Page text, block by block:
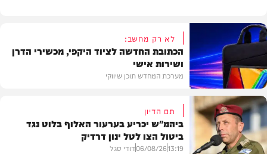
תוכן שיווקי
לא רק מחשב:
הכתובת החדשה לציוד היקפי, מכשירי הדרן
ושירות אישי
מערכת המחדש תוכן שיווקי
תם הדיון
ביהמ"ש יכריע בערעור האלוף בלוט נגד
ביטול הצו לטל ינון דרדיק
13:19
06/08/26דודי סגל